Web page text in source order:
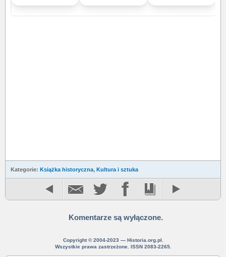
Kategorie: Książka historyczna, Kultura i sztuka
Komentarze są wyłączone.
Copyright © 2004-2023 — Historia.org.pl.
Wszystkie prawa zastrzeżone. ISSN 2083-2265.